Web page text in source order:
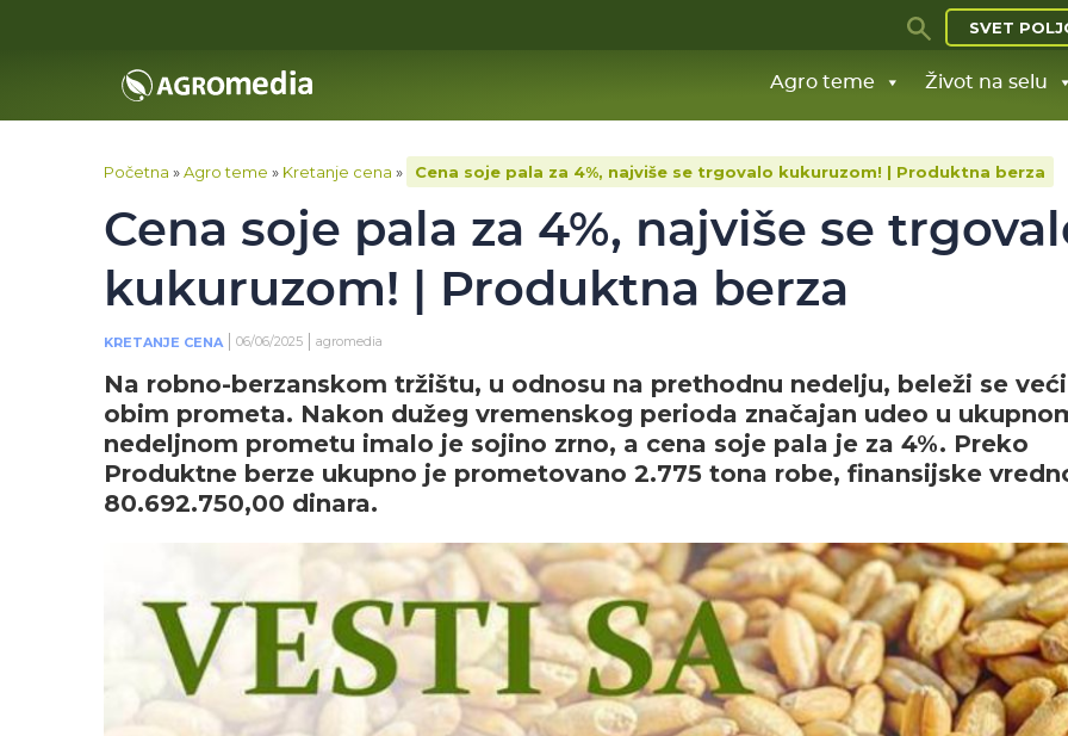
SVET
Agro teme Život na selu
Početna »Agro teme » Kretanje cena » Cena soje pala za 4%, najviše se trgovalo kukuruzom! | Produktna berza
Cena soje pala za 4%, najviše se
kukuruzom! | Produktna berza
KRETANJE CENA 06/06/2025 agromedia
Na robno-berzanskom tržištu, u odnosu na prethodnu nedelju, beleži se veći
obim prometa. Nakon dužeg vremenskog perioda značajan udeo u
nedeljnom prometu imalo je sojino zrno, a cena soje pala je za 4%. Preko
Produktne berze ukupno je prometovano 2.775 tona robe, finansijske
80.692.750,00 dinara.